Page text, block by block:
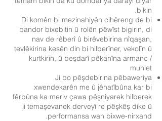
bikin.
Di komên bi mezinahiyên cihêreng de bi
bandor bixebitin û rolên pêwîst bigirin, di
nav de rêberî û birêvebirina nîqaşan,
tevlêkirina kesên din bi hilberîner, vekolîn û
kurtkirin, û beşdarî pêkanîna armanc /
muhlet
Ji bo pêşdebirina pêbaweriya
xwendekarên me û jêhatîbûna kar bi
fêrbûna ka meriv çawa pêşniyarek hilberek
ji temaşevanek derveyî re pêşkêş dike û
performansa wan bixwe-nirxand.